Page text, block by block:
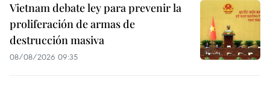
Vietnam debate ley para prevenir la
proliferación de armas de
destrucción masiva
08/08/2026 09:35